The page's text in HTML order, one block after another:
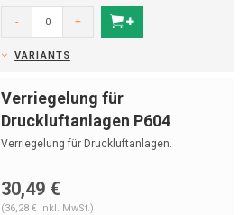
- +
VARIANTS
Verriegelung für
Druckluftanlagen P604
Verriegelung für Druckluftanlagen.
30,49 €
(36,28 € Inkl. MwSt.)